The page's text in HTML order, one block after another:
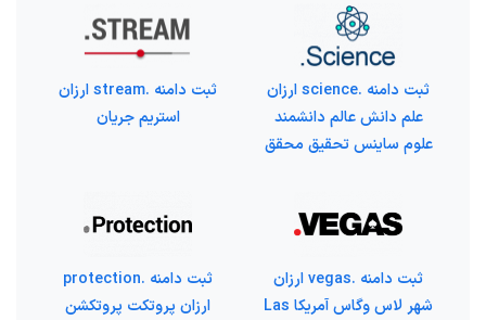
ثبت دامنه .science ارزان
علم دانش عالم دانشمند
علوم ساینس تحقیق محقق
ثبت دامنه .stream ارزان
استریم جریان
ثبت دامنه .vegas ارزان
شهر لاس وگاس آمریکا Las
ثبت دامنه .protection
ارزان پروتکت پروتکشن